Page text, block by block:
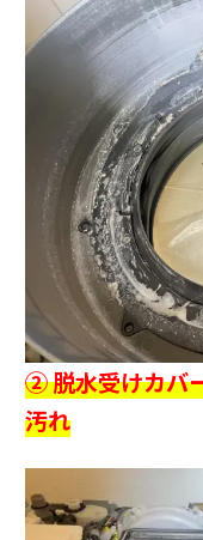
② 脱水受けカバ
汚れ